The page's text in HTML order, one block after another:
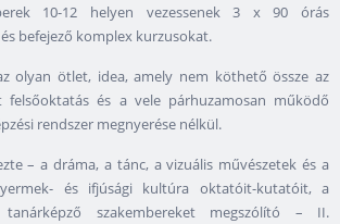
10-12 helyen vezessenek 3 x 90 órás
befejező komplex kurzusokat.
olyan ötlet, idea, amely nem köthető össze az
felsőoktatás és a vele párhuzamosan működő
rendszer megnyerése nélkül.
– a dráma, a tánc, a vizuális művészetek és a
és ifjúsági kultúra oktatóit-kutatóit, a
szakembereket megszólító – II.